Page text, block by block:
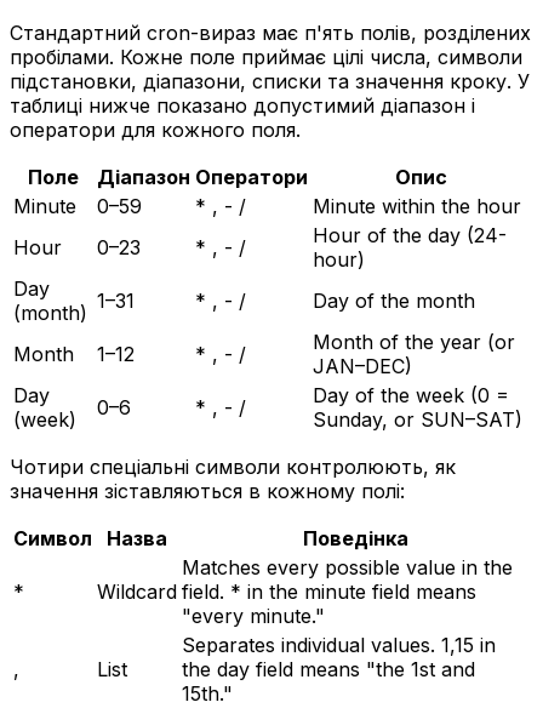
Стандартний cron-вираз має п'ять полів, розділених
пробілами. Кожне поле приймає цілі числа, символи
підстановки, діапазони, списки та значення кроку. У
таблиці нижче показано допустимий діапазон і
оператори для кожного поля.
Поле
Діапазон Оператори
Опис
Minute
0–59 * , - /
Minute within the hour
Hour
0–23 * , - /
Hour of the day (24-
hour)
Day
(month) 1–31 * , - / Day of the month
Month 1–12 * , - /
Month of the year (or
JAN–DEC)
Day
(week)
0–6 * , - /
Day of the week (0 =
Sunday, or SUN–SAT)
Чотири спеціальні символи контролюють, як
значення зіставляються в кожному полі:
Символ
Назва Поведінка
* Wildcard
Matches every possible value in the
field. * in the minute field means
"every minute."
, List
Separates individual values. 1,15 in
the day field means "the 1st and
15th."